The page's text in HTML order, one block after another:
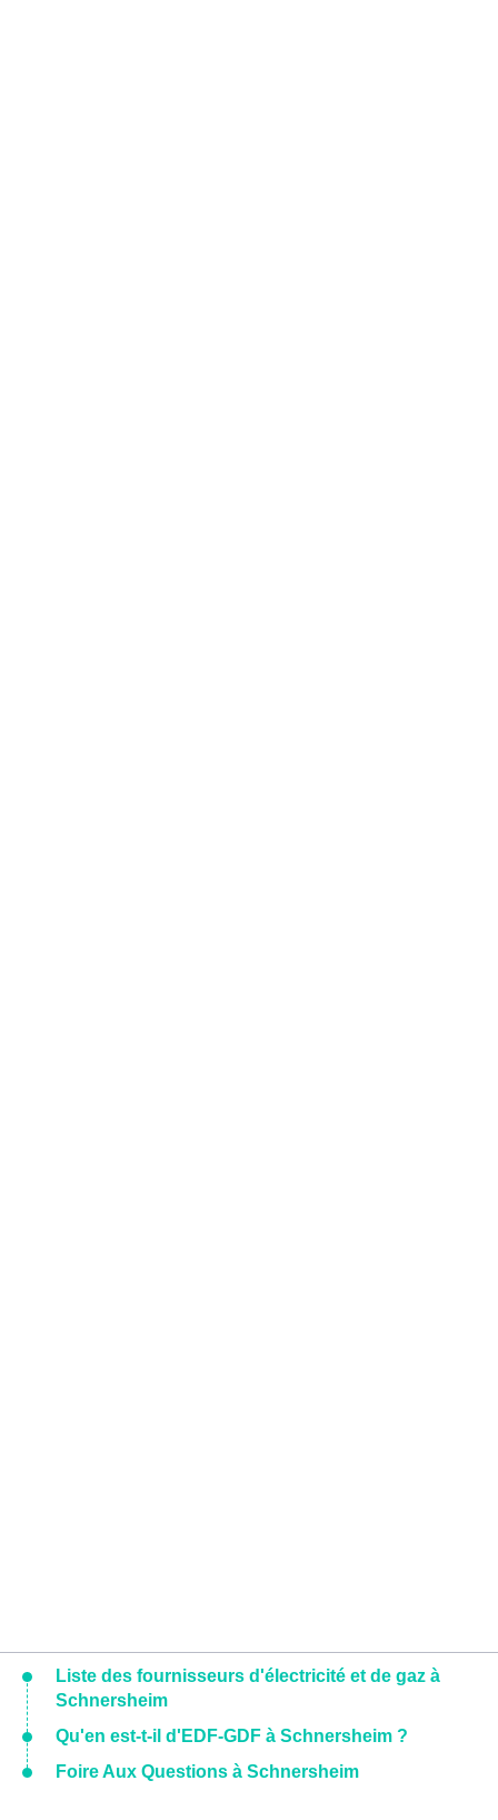
Liste des fournisseurs d'électricité et de gaz à
Schnersheim
Qu'en est-t-il d'EDF-GDF à Schnersheim ?
Foire Aux Questions à Schnersheim